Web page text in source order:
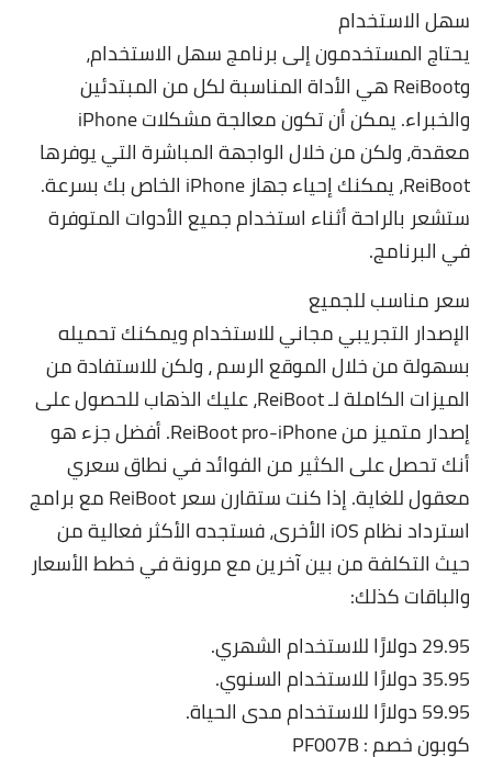
سهل الاستخدام
يحتاج المستخدمون إلى برنامج سهل الاستخدام،
وReiBoot هي الأداة المناسبة لكل من المبتدئين
والخبراء. يمكن أن تكون معالجة مشكلات iPhone
معقدة، ولكن من خلال الواجهة المباشرة التي يوفرها
ReiBoot
، يمكنك إحياء جهاز iPhone الخاص بك بسرعة.
ستشعر بالراحة أثناء استخدام جميع الأدوات المتوفرة
في البرنامج.
سعر مناسب للجميع
الإصدار التجريبي مجاني للاستخدام ويمكنك تحميله
بسهولة من خلال الموقع الرسم ، ولكن للاستفادة من
الميزات الكاملة لـ ReiBoot، عليك الذهاب للحصول على
إصدار متميز من ReiBoot pro-iPhone. أفضل جزء هو
أنك تحصل على الكثير من الفوائد في نطاق سعري
معقول للغاية. إذا كنت ستقارن سعر ReiBoot مع برامج
استرداد نظام iOS الأخرى، فستجده الأكثر فعالية من
حيث التكلفة من بين آخرين مع مرونة في خطط الأسعار
والباقات كذلك:
29.95 دولارًا للاستخدام الشهري.
35.95 دولارًا للاستخدام السنوي.
59.95 دولارًا للاستخدام مدى الحياة.
كوبون خصم : PF007B